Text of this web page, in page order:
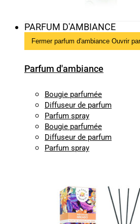
PARFUM D'AMBIANCE
Fermer parfum d'ambiance Ouvrir
Parfum d'ambiance
Bougie parfumée
Diffuseur de parfum
Parfum spray
Bougie parfumée
Diffuseur de parfum
Parfum spray